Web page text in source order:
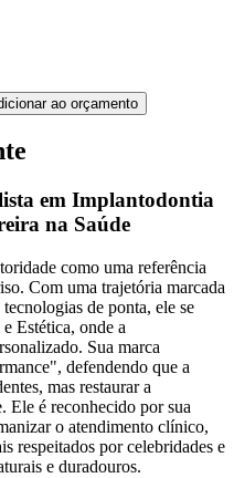
ao orçamento
em Implantodontia
na Saúde
como uma referência
Com uma trajetória marcada
de ponta, ele se
Estética, onde a
Sua marca
defendendo que a
mas restaurar a
Ele é reconhecido por sua
o atendimento clínico,
respeitados por celebridades e
e duradouros.